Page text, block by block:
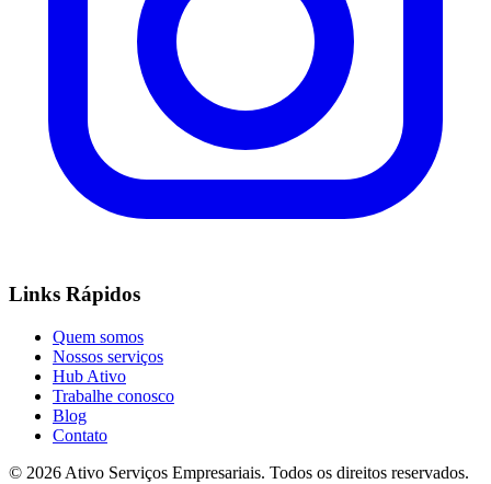
Links Rápidos
Quem somos
Nossos serviços
Hub Ativo
Trabalhe conosco
Blog
Contato
© 2026 Ativo Serviços Empresariais. Todos os direitos reservados.